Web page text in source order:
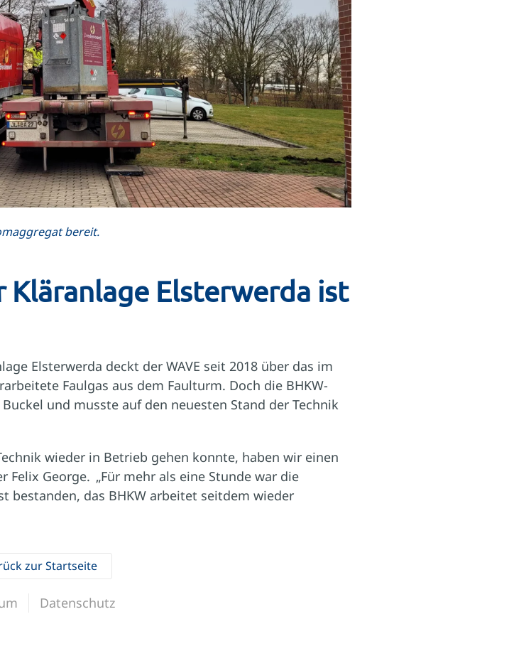
bereit.
Kläranlage Elsterwerda ist
Elsterwerda deckt der WAVE seit 2018 über das im
Faulgas aus dem Faulturm. Doch die BHKW-
und musste auf den neuesten Stand der Technik
wieder in Betrieb gehen konnte, haben wir einen
Felix George. „Für mehr als eine Stunde war die
bestanden, das BHKW arbeitet seitdem wieder
zur Startseite
Datenschutz